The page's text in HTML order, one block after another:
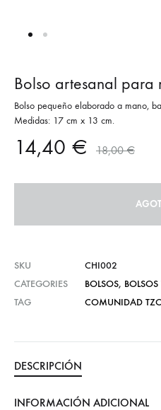
Bolso artesanal para
Bolso pequeño elaborado a mano,
Medidas: 17 cm x 13 cm.
14,40 € 18,00€
SKU
CHI002
CATEGORIES
BOLSOS, BOLSOS
TAG
COMUNIDAD
DESCRIPCIÓN
INFORMACIÓN ADICIONAL